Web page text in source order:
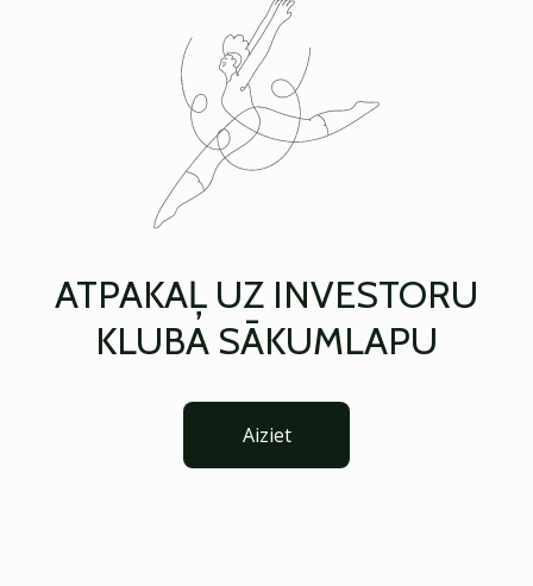
ATPAKAĻ UZ INVESTORU
KLUBA SĀKUMLAPU
Aiziet